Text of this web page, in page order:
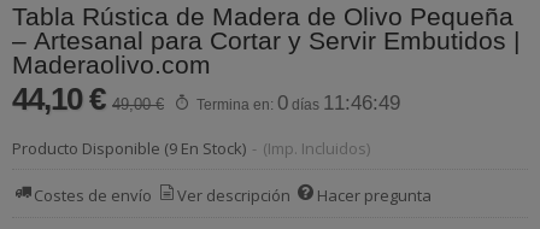
Tabla Rústica de Madera de Olivo Pequeña
– Artesanal para Cortar y Servir Embutidos |
Maderaolivo.com
44,10 € 49,00 € Termina en: 0 días 11:46:49
Producto Disponible (9 En Stock) - (Imp. Incluidos)
Costes de envío Ver descripción Hacer pregunta